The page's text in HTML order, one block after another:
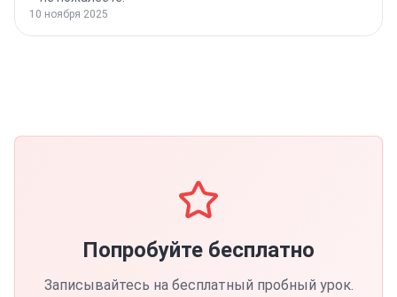
10 ноября 2025
Попробуйте бесплатно
Записывайтесь на бесплатный пробный урок.